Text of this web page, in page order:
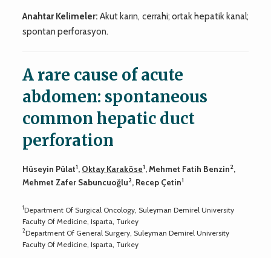
Anahtar Kelimeler: Akut karın, cerrahi; ortak hepatik kanal;
spontan perforasyon.
A rare cause of acute
abdomen: spontaneous
common hepatic duct
perforation
Hüseyin Pülat1, Oktay Karaköse1, Mehmet Fatih Benzin2,
Mehmet Zafer Sabuncuoğlu2, Recep Çetin1
1Department Of Surgical Oncology, Suleyman Demirel University
Faculty Of Medicine, Isparta, Turkey
2Department Of General Surgery, Suleyman Demirel University
Faculty Of Medicine, Isparta, Turkey